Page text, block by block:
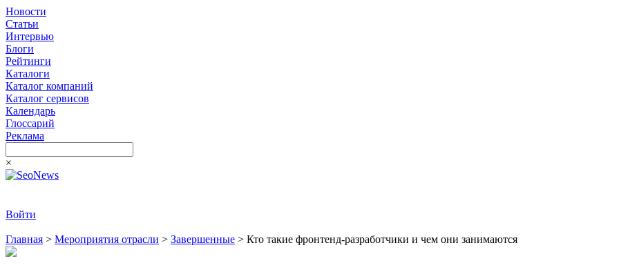
Новости
Статьи
Интервью
Блоги
Рейтинги
Каталоги
Каталог компаний
Каталог сервисов
Календарь
Глоссарий
Реклама
×
Войти
Главная > Мероприятия отрасли > Завершенные > Кто такие фронтенд-разработчики и чем они занимаются